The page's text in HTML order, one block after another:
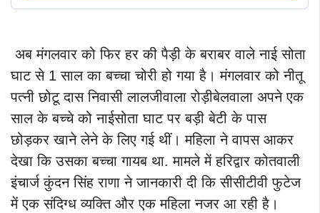
अब मंगलवार को फिर हर की पैड़ी के बराबर वाले नाई सोता
घाट से 1 साल का बच्चा चोरी हो गया है। मंगलवार को नीतू
पत्नी छोटू दास निवासी लालजीवाला रोड़ीबेलवाला अपने एक
साल के बच्चे को नाईसोता घाट पर बड़ी बेटी के पास
छोड़कर खाने लेने के लिए गई थीं। महिला ने वापस आकर
देखा कि उसका बच्चा गायब था. मामले में हरिद्वार कोतवाली
इंचार्ज कुंदन सिंह राणा ने जानकारी दी कि सीसीटीवी फुटेज
में एक संदिग्ध व्यक्ति और एक महिला नजर आ रही है।